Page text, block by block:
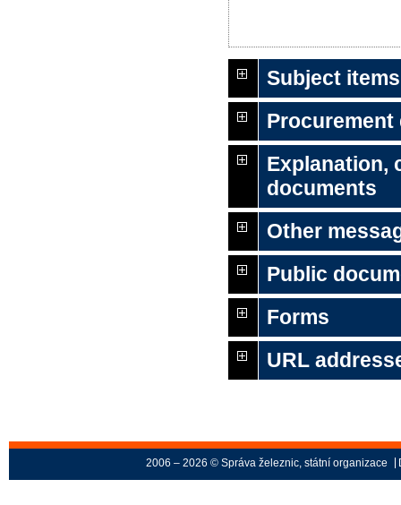
Subject
Explanation,
documents
Other
Public
Forms
URL
2006 – 2026 © Správa železnic, státní organizace